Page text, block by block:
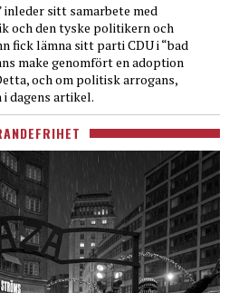
inleder sitt samarbete med
och den tyske politikern och
fick lämna sitt parti CDU i “bad
make genomfört en adoption
och om politisk arrogans,
dagens artikel.